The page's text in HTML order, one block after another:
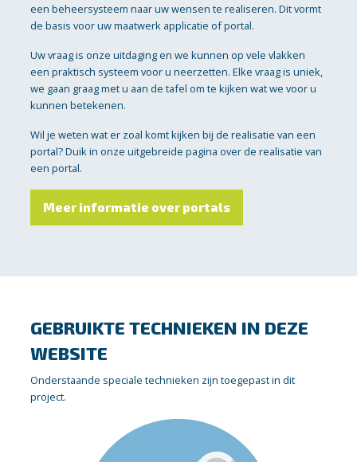
een beheersysteem naar uw wensen te realiseren. Dit vormt
de basis voor uw maatwerk applicatie of portal.
Uw vraag is onze uitdaging en we kunnen op vele vlakken
een praktisch systeem voor u neerzetten. Elke vraag is uniek,
we gaan graag met u aan de tafel om te kijken wat we voor u
kunnen betekenen.
Wil je weten wat er zoal komt kijken bij de realisatie van een
portal? Duik in onze uitgebreide pagina over de realisatie van
een portal.
Meer informatie over portals
GEBRUIKTE TECHNIEKEN IN DEZE
WEBSITE
Onderstaande speciale technieken zijn toegepast in dit
project.